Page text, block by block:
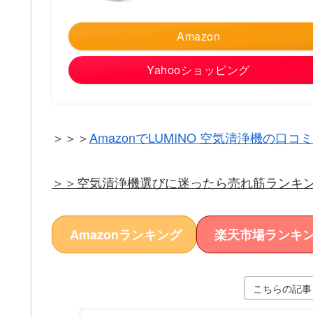
Amazon
Yahooショッピング
＞＞＞AmazonでLUMINO 空気清浄機の口コ
＞＞空気清浄機選びに迷ったら売れ筋ランキ
Amazonランキング 楽天市場ランキ
こちらの記